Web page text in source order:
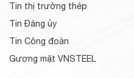
Tin thị trường thép
Tin Đảng ủy
Tin Công đoàn
Gương mặt VNSTEEL